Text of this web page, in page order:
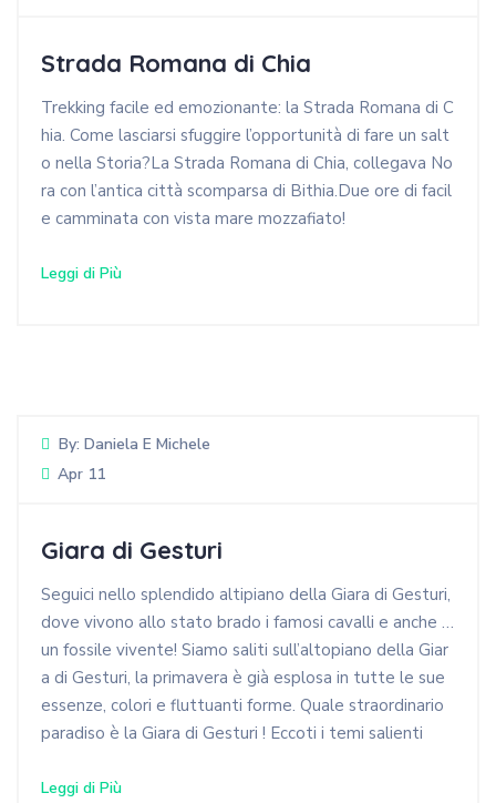
Strada Romana di Chia
Trekking facile ed emozionante: la Strada Romana di C
hia. Come lasciarsi sfuggire l’opportunità di fare un salt
o nella Storia?La Strada Romana di Chia, collegava No
ra con l’antica città scomparsa di Bithia.Due ore di facil
e camminata con vista mare mozzafiato!
Leggi di Più
By: Daniela E Michele
Apr 11
Giara di Gesturi
Seguici nello splendido altipiano della Giara di Gesturi,
dove vivono allo stato brado i famosi cavalli e anche …
un fossile vivente! Siamo saliti sull’altopiano della Giar
a di Gesturi, la primavera è già esplosa in tutte le sue
essenze, colori e fluttuanti forme. Quale straordinario
paradiso è la Giara di Gesturi ! Eccoti i temi salienti
Leggi di Più